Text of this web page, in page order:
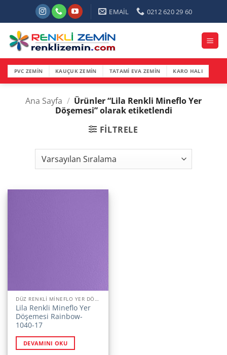
EMAİL 0212 620 29 60
PVC ZEMİN KAUÇUK ZEMİN TATAMİ EVA ZEMİN KARO HALI
Ana Sayfa / Ürünler “Lila Renkli Mineflo Yer
Döşemesi” olarak etiketlendi
FILTRELE
DÜZ RENKLI MINEFLO YER DÖŞEMESI
Lila Renkli Mineflo Yer
Döşemesi Rainbow-
1040-17
DEVAMINI OKU